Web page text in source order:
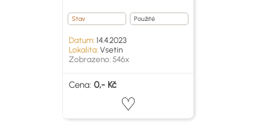
Stav Použité
Datum:14.4.2023
Lokalita:Vsetín
Zobrazeno: 546x
Cena: 0,- Kč